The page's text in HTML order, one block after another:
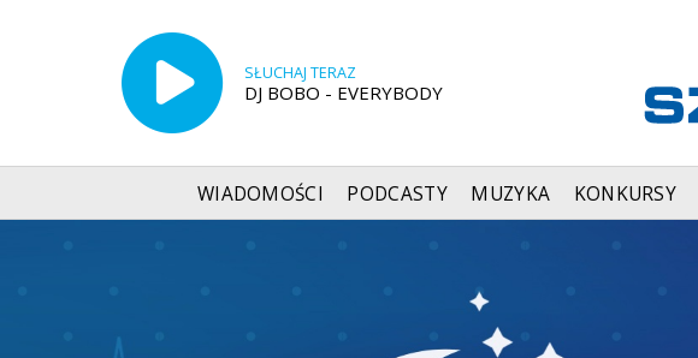
SŁUCHAJ TERAZ
DJ BOBO - EVERYBODY
WIADOMOŚCI PODCASTY MUZYKA KONKURSY